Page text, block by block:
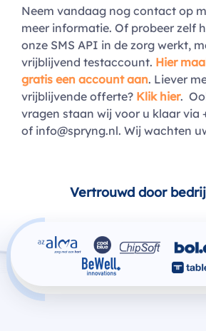
Neem vandaag nog contact op
meer informatie. Of probeer zelf
onze SMS API in de zorg werkt,
vrijblijvend testaccount. Hier
gratis een account aan. Liever
vrijblijvende offerte? Klik hier.
vragen staan wij voor u klaar via
of info@spryng.nl. Wij wachten
Vertrouwd door